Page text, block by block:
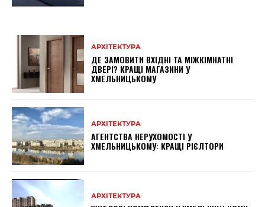
АРХІТЕКТУРА
ДЕ ЗАМОВИТИ ВХІДНІ ТА МІЖКІМНАТНІ
ДВЕРІ? КРАЩІ МАГАЗИНИ У
ХМЕЛЬНИЦЬКОМУ
АРХІТЕКТУРА
АГЕНТСТВА НЕРУХОМОСТІ У
ХМЕЛЬНИЦЬКОМУ: КРАЩІ РІЄЛТОРИ
АРХІТЕКТУРА